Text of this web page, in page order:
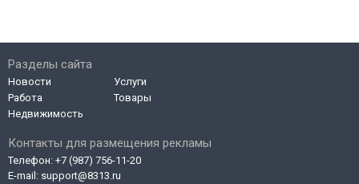
Контакты для размещения рекламы
Телефон: +7 (987) 756-11-20
E-mail: support@8313.ru
Разделы сайта
Новости
Работа
Недвижимость
Услуги
Товары